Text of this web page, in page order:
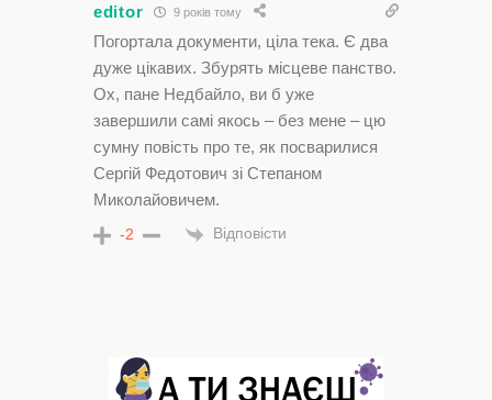
editor 9 років тому
Погортала документи, ціла тека. Є два
дуже цікавих. Збурять місцеве панство.
Ох, пане Недбайло, ви б уже
завершили самі якось – без мене – цю
сумну повість про те, як посварилися
Сергій Федотович зі Степаном
Миколайовичем.
-2 Відповісти